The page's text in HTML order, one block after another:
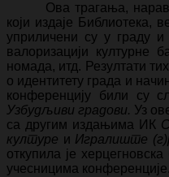
Ова трагања,
који издаје Библиотека,
уприличени су у граду и
валоризацији културне
номада, итд. Резултати
о идентитету града и
конференцију били су
Узбудљиви градови. Уз
са другим издањима ИК
културе и Игралиште
откупила је
учесницима конференције.